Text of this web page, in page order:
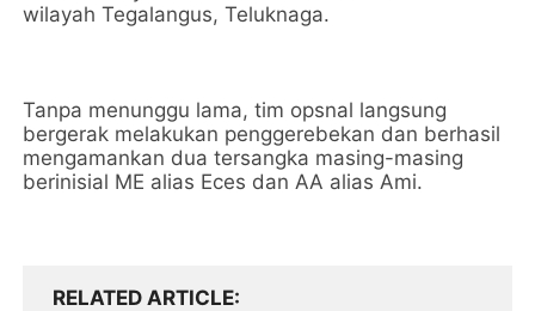
wilayah Tegalangus, Teluknaga.
Tanpa menunggu lama, tim opsnal langsung
bergerak melakukan penggerebekan dan berhasil
mengamankan dua tersangka masing-masing
berinisial ME alias Eces dan AA alias Ami.
RELATED ARTICLE